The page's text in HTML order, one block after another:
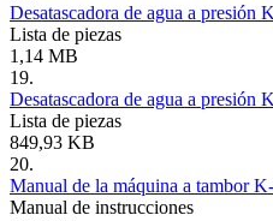
Desatascadora de agua a presión
Lista de piezas
1,14 MB
19.
Desatascadora de agua a presión
Lista de piezas
849,93 KB
20.
Manual de la máquina a tambor
Manual de instrucciones